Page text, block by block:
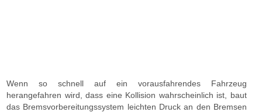
Wenn so schnell auf ein vorausfahrendes Fahrzeug
herangefahren wird, dass eine Kollision wahrscheinlich ist, baut
das Bremsvorbereitungssystem leichten Druck an den Bremsen